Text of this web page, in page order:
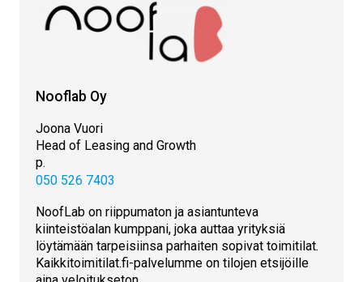
Nooflab Oy
Joona Vuori
Head of Leasing and Growth
p.
050 526 7403
NoofLab on riippumaton ja asiantunteva
kiinteistöalan kumppani, joka auttaa yrityksiä
löytämään tarpeisiinsa parhaiten sopivat toimitilat.
Kaikkitoimitilat.fi-palvelumme on tilojen etsijöille